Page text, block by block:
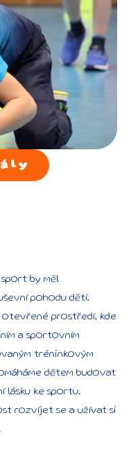
sport by měl
pohodu dětí.
otevřené prostředí, kde
a sportovním
tréninkovým
dětem budovat
lásku ke sportu.
rozvíjet se a užívat si